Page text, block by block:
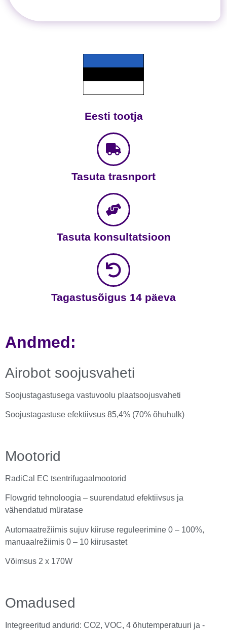
Eesti tootja
Tasuta trasnport
Tasuta konsultatsioon
Tagastusõigus 14 päeva
Andmed:
Airobot soojusvaheti
Soojustagastusega vastuvoolu plaatsoojusvaheti
Soojustagastuse efektiivsus 85,4% (70% õhuhulk)
Mootorid
RadiCal EC tsentrifugaalmootorid
Flowgrid tehnoloogia – suurendatud efektiivsus ja
vähendatud müratase
Automaatrežiimis sujuv kiiruse reguleerimine 0 – 100%,
manuaalrežiimis 0 – 10 kiirusastet
Võimsus 2 x 170W
Omadused
Integreeritud andurid: CO2, VOC, 4 õhutemperatuuri ja -